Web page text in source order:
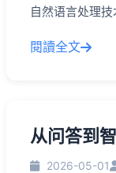
自然语言处理
閱讀全文
从问答到
2026-05-01